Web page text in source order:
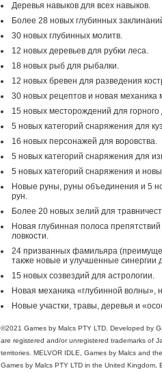
Деревья навыков для всех навыков.
Более 28 новых глубинных
30 новых глубинных молитв.
12 новых деревьев для рубки леса.
18 новых рыб для рыбалки.
12 новых бревен для разведения
30 новых рецептов и новая
15 новых месторождений для горного
5 новых категорий снаряжения для
16 новых персонажей для воровства.
5 новых категорий снаряжения для
5 новых категорий снаряжения и
Новые руны, руны объединения и 5
рун.
Более 20 новых зелий для
Новая глубинная полоса
ловкости.
24 призванных фамильяра
также новые и улучшенные синергии
15 новых созвездий для астрологии.
Новая механика «глубинной волны»,
Новые участки, травы, деревья и
©2021 Games by Malcs PTY LTD. Developed by
are registered and/or unregistered trademarks of
territories. MELVOR IDLE, Games by Malcs and
Games by Malcs PTY LTD in the United